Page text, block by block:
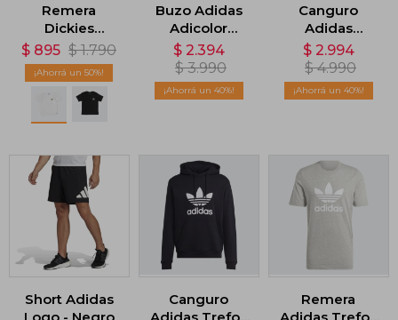
Remera
Dickies
Skateboarding
Logo - Blanco
$ 895 $ 1.790
50
Buzo Adidas
Adicolor
Classics Trefoil
- Negro
$ 2.394
$ 3.990
40
Canguro
Adidas
Adicolor
Classics
Trifolio -
Negro
$ 2.994
$ 4.990
40
Short Adidas
Canguro
Remera